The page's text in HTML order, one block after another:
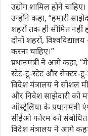
उद्योग शामिल होने चाहिए।
उन्होंने कहा, “हमारी
शहरों तक ही सीमित नहीं
दोनों शहरों,
करना चाहिए।”
प्रधानमंत्री ने आगे कहा,
स्टेट-टू-स्टेट और सेक्टर-टू-
विदेश मंत्रालय ने सोशल
और निवेश साझेदारी को
ऑस्ट्रेलिया के
सीईओ फोरम को संबोधित
विदेश मंत्रालय ने आगे